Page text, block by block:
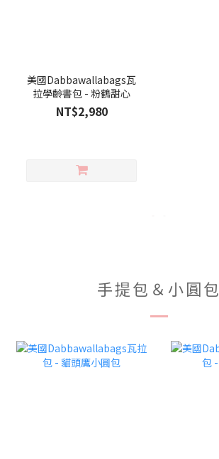
美國Dabbawallabags瓦
拉學齡書包 - 粉鶴甜心
NT$2,980
手提包＆小圓包